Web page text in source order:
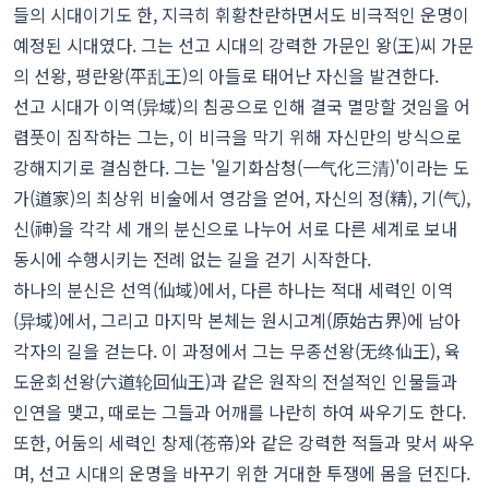
들의 시대이기도 한, 지극히 휘황찬란하면서도 비극적인 운명이
예정된 시대였다. 그는 선고 시대의 강력한 가문인 왕(王)씨 가문
의 선왕, 평란왕(平乱王)의 아들로 태어난 자신을 발견한다.
선고 시대가 이역(异域)의 침공으로 인해 결국 멸망할 것임을 어
렴풋이 짐작하는 그는, 이 비극을 막기 위해 자신만의 방식으로
강해지기로 결심한다. 그는 '일기화삼청(一气化三清)'이라는 도
가(道家)의 최상위 비술에서 영감을 얻어, 자신의 정(精), 기(气),
신(神)을 각각 세 개의 분신으로 나누어 서로 다른 세계로 보내
동시에 수행시키는 전례 없는 길을 걷기 시작한다.
하나의 분신은 선역(仙域)에서, 다른 하나는 적대 세력인 이역
(异域)에서, 그리고 마지막 본체는 원시고계(原始古界)에 남아
각자의 길을 걷는다. 이 과정에서 그는 무종선왕(无终仙王), 육
도윤회선왕(六道轮回仙王)과 같은 원작의 전설적인 인물들과
인연을 맺고, 때로는 그들과 어깨를 나란히 하여 싸우기도 한다.
또한, 어둠의 세력인 창제(苍帝)와 같은 강력한 적들과 맞서 싸우
며, 선고 시대의 운명을 바꾸기 위한 거대한 투쟁에 몸을 던진다.